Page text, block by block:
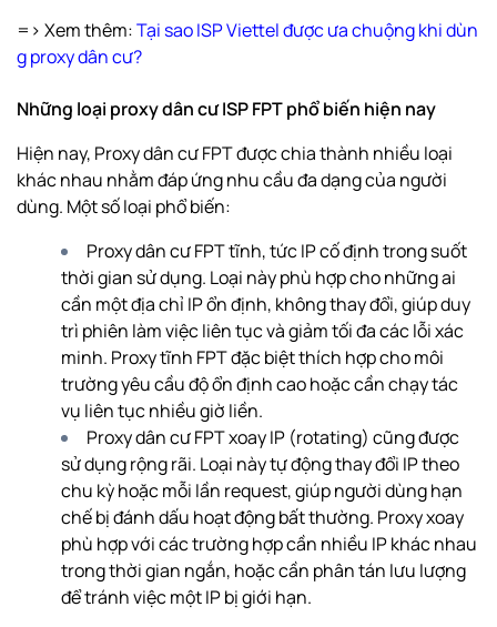
=> Xem thêm:Tại sao ISP Viettel được ưa chuộng khi dùn
g proxy dân cư?
Những loại proxy dân cư ISP FPT phổ biến hiện nay
Hiện nay, Proxy dân cư FPT được chia thành nhiều loại
khác nhau nhằm đáp ứng nhu cầu đa dạng của người
dùng. Một số loại phổ biến:
Proxy dân cư FPT tĩnh, tức IP cố định trong suốt
thời gian sử dụng. Loại này phù hợp cho những ai
cần một địa chỉ IP ổn định, không thay đổi, giúp duy
trì phiên làm việc liên tục và giảm tối đa các lỗi xác
minh. Proxy tĩnh FPT đặc biệt thích hợp cho môi
trường yêu cầu độ ổn định cao hoặc cần chạy tác
vụ liên tục nhiều giờ liền.
Proxy dân cư FPT xoay IP (rotating) cũng được
sử dụng rộng rãi. Loại này tự động thay đổi IP theo
chu kỳ hoặc mỗi lần request, giúp người dùng hạn
chế bị đánh dấu hoạt động bất thường. Proxy xoay
phù hợp với các trường hợp cần nhiều IP khác nhau
trong thời gian ngắn, hoặc cần phân tán lưu lượng
để tránh việc một IP bị giới hạn.